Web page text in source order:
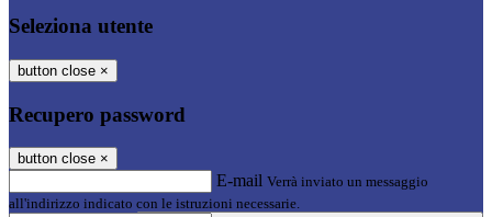
Seleziona utente
button close ×
Recupero password
button close ×
E-mail Verrà inviato un messaggio
all'indirizzo indicato con le istruzioni necessarie.